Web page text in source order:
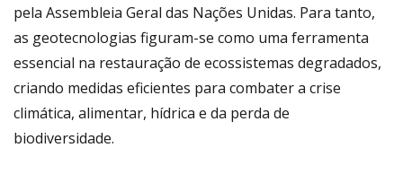
pela Assembleia Geral das Nações Unidas. Para tanto,
as geotecnologias figuram-se como uma ferramenta
essencial na restauração de ecossistemas degradados,
criando medidas eficientes para combater a crise
climática, alimentar, hídrica e da perda de
biodiversidade.